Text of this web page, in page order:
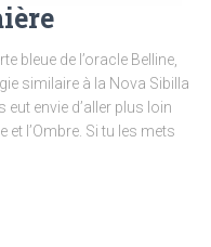
bleue de l’oracle Belline,
similaire à la Nova Sibilla
envie d’aller plus loin
et l’Ombre. Si tu les mets